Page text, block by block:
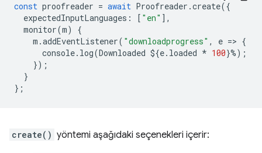
const proofreader = await Proofreader .create({
expectedInputLanguages : [ "en" ],
monitor(m)
{
m .addEventListener( "downloadprogress" , e => {
console. log(Downloaded ${e. loaded * 100}%);
});
}
};
create() yöntemi aşağıdaki seçenekleri içerir: